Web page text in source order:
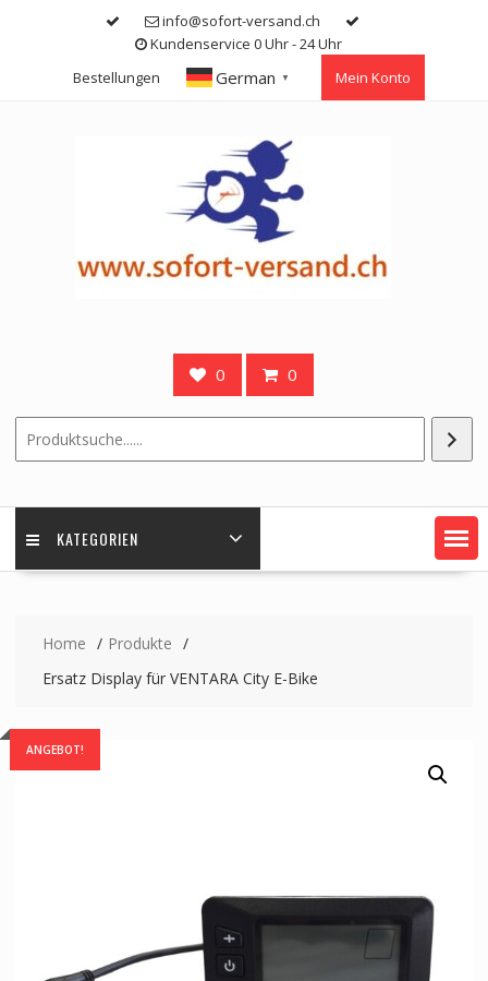
info@sofort-versand.ch
Kundenservice 0 Uhr - 24 Uhr
Bestellungen
German ▼ Mein Konto
0 0
KATEGORIEN
Home
Produkte
Ersatz Display für VENTARA City E-Bike
ANGEBOT!